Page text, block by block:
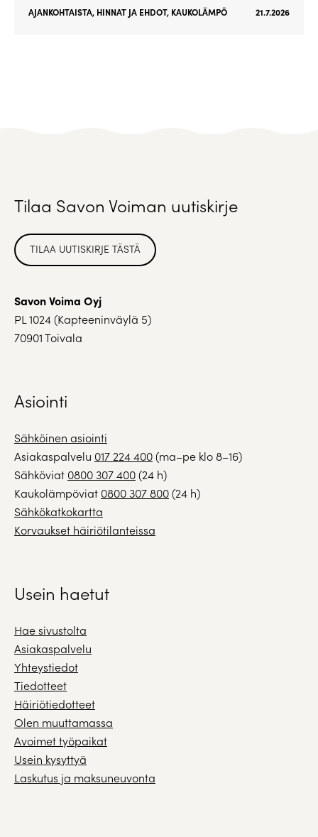
AJANKOHTAISTA, HINNAT JA EHDOT, KAUKOLÄMPÖ 21.7.2026
Tilaa Savon Voiman uutiskirje
TILAA UUTISKIRJE TÄSTÄ
Savon Voima Oyj
PL 1024 (Kapteeninväylä 5)
70901 Toivala
Asiointi
Sähköinen asiointi
Asiakaspalvelu 017 224 400(ma–pe klo 8–16)
Sähköviat 0800 307 400(24 h)
Kaukolämpöviat 0800 307 800(24 h)
Sähkökatkokartta
Korvaukset häiriötilanteissa
Usein haetut
Hae sivustolta
Asiakaspalvelu
Yhteystiedot
Tiedotteet
Häiriötiedotteet
Olen muuttamassa
Avoimet työpaikat
Usein kysyttyä
Laskutus ja maksuneuvonta